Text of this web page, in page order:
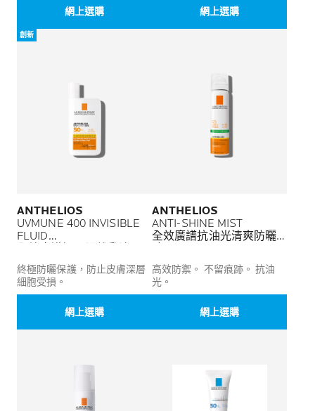
網上選購 網上選購
創新
ANTHELIOS
UVMUNE 400 INVISIBLE
FLUID
終極防曬保護，防止皮膚深層
細胞受損。
網上選購
ANTHELIOS
ANTI-SHINE MIST
全效廣譜抗油光清爽防曬
高效防禦。 不留痕跡。 抗油
光。
網上選購